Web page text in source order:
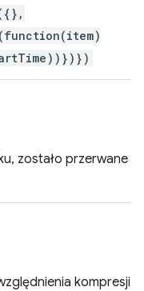
zostało przerwane
kompresji